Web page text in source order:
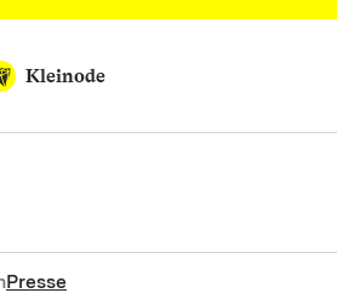
Kleinode
Presse